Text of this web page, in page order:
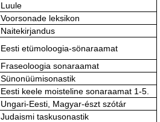
Luule
Voorsonade leksikon
Naitekirjandus
Eesti etümoloogia-sönaraamat
Fraseoloogia sonaraamat
Sünonüümisonastik
Eesti keele moisteline sonaraamat 1-5.
Ungari-Eesti, Magyar-észt szótár
Judaismi taskusonastik